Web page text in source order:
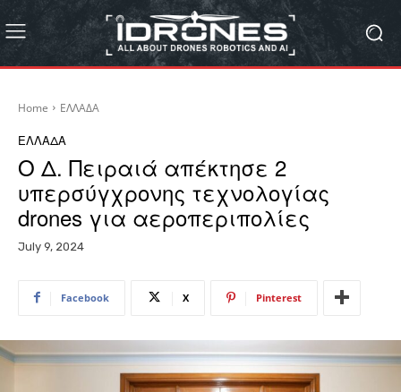
Home ΕΛΛΑΔΑ
ΕΛΛΑΔΑ
Ο Δ. Πειραιά απέκτησε 2
υπερσύγχρονης τεχνολογίας
drones για αεροπεριπολίες
July 9, 2024
Facebook X Pinterest